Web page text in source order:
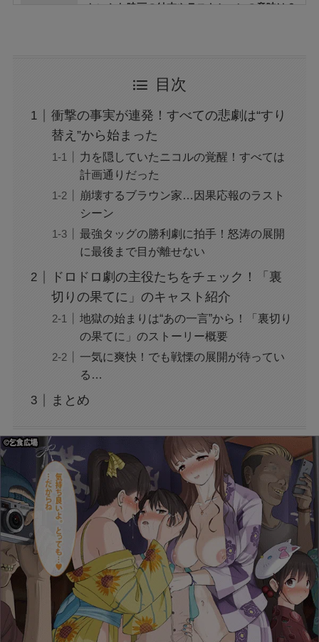
ちいかわ映画の結末やラストシーンの意味は？
結婚してる？
アレン様が川村エミコに怒ったのは本当？な
ぜ？公開収録で何があった？
ジャンプ33号だけ売り切れはなぜ？ワンピース
声にならない愛は最終話やネタバレは？最後ま
で見る方法も！
MAZZEL・RYUKIのヘアメイク匂わせとは？時
系列で調査
映画『銀行強盗：完全マニュアル』公開中止の
モンスト抽選会の炎上理由は？謝罪と再実施の
経緯をわかりやすく解説
フェルメール展のtabiwa先行チケット待ち？ア
クセスできなくても買える？
FIFAワールドカップ2026はどこで見れる？配
信は無料で見れる？
BeReal 無制限はいつまで？終わりはいつな
目次
衝撃の事実が連発！すべての悲劇は“すり
替え”から始まった
力を隠していたニコルの覚醒！すべては
計画通りだった
崩壊するブラウン家…因果応報のラスト
シーン
最強タッグの勝利劇に拍手！怒涛の展開
に最後まで目が離せない
ドロドロ劇の主役たちをチェック！「裏
切りの果てに」のキャスト紹介
地獄の始まりは“あの一言”から！「裏切り
の果てに」のストーリー概要
一気に爽快！でも戦慄の展開が待ってい
る…
まとめ